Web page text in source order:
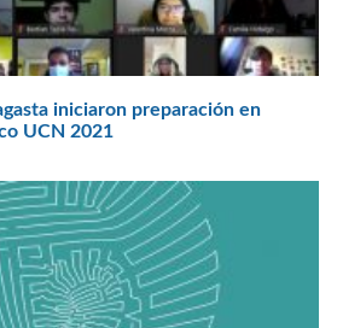
iniciaron preparación en
UCN 2021